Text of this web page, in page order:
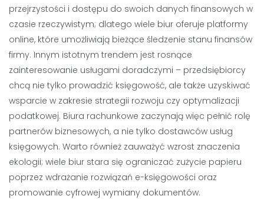
przejrzystości i dostępu do swoich danych finansowych w
czasie rzeczywistym; dlatego wiele biur oferuje platformy
online, które umożliwiają bieżące śledzenie stanu finansów
firmy. Innym istotnym trendem jest rosnące
zainteresowanie usługami doradczymi – przedsiębiorcy
chcą nie tylko prowadzić księgowość, ale także uzyskiwać
wsparcie w zakresie strategii rozwoju czy optymalizacji
podatkowej. Biura rachunkowe zaczynają więc pełnić rolę
partnerów biznesowych, a nie tylko dostawców usług
księgowych. Warto również zauważyć wzrost znaczenia
ekologii; wiele biur stara się ograniczać zużycie papieru
poprzez wdrażanie rozwiązań e-księgowości oraz
promowanie cyfrowej wymiany dokumentów.